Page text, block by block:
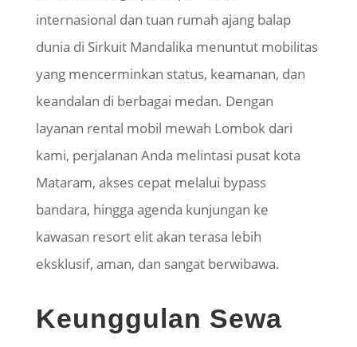
internasional dan tuan rumah ajang balap
dunia di Sirkuit Mandalika menuntut mobilitas
yang mencerminkan status, keamanan, dan
keandalan di berbagai medan. Dengan
layanan rental mobil mewah Lombok dari
kami, perjalanan Anda melintasi pusat kota
Mataram, akses cepat melalui bypass
bandara, hingga agenda kunjungan ke
kawasan resort elit akan terasa lebih
eksklusif, aman, dan sangat berwibawa.
Keunggulan Sewa